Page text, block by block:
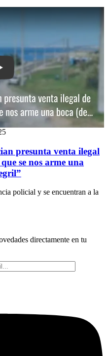
Vecinos de La Bota denuncian
presunta venta ilegal
se nos arme una
policial y se encuentran a la
directamente en tu